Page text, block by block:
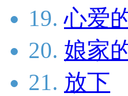
19. 心爱
20. 娘家
21. 放下